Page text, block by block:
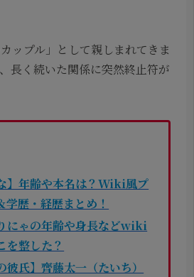
ップル」として親しまれてきま
長く続いた関係に突然終止符が
】年齢や本名は？Wiki風プ
学歴・経歴まとめ！
にゃの年齢や身長などwiki
を整した？
彼氏】齊藤太一（たいち）